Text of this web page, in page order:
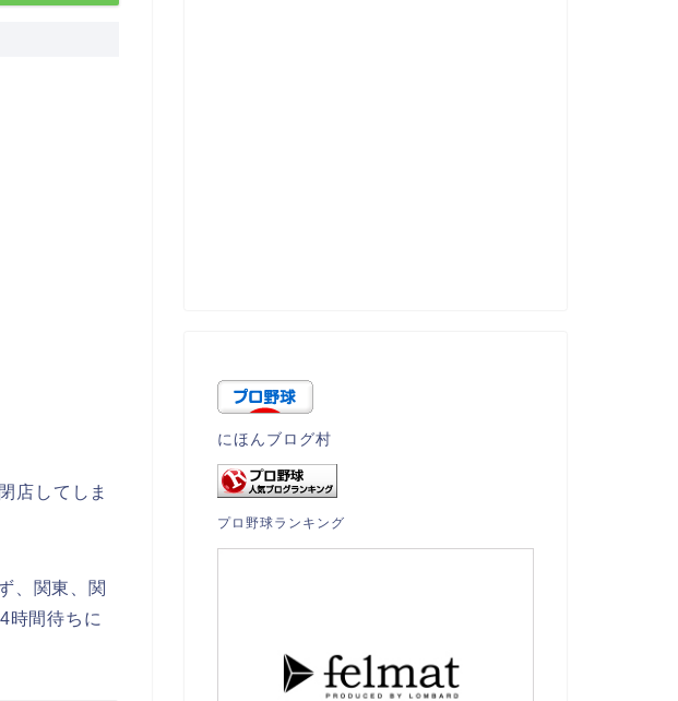
店してしま
、関東、関
時間待ちに
にほんブログ村
プロ野球ランキング